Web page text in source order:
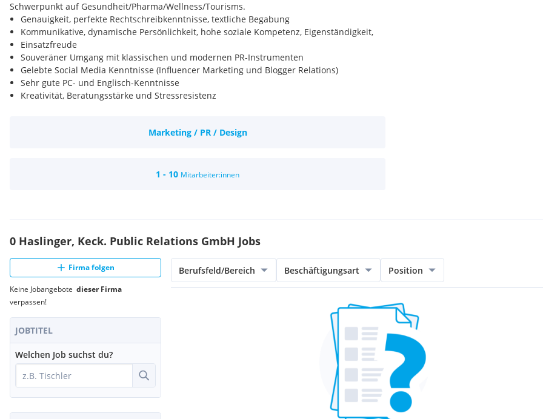
Schwerpunkt auf Gesundheit/Pharma/Wellness/Tourisms.
Genauigkeit, perfekte Rechtschreibkenntnisse, textliche Begabung
Kommunikative, dynamische Persönlichkeit, hohe soziale Kompetenz, Eigenständigkeit,
Einsatzfreude
Souveräner Umgang mit klassischen und modernen PR-Instrumenten
Gelebte Social Media Kenntnisse (Influencer Marketing und Blogger Relations)
Sehr gute PC- und Englisch-Kenntnisse
Kreativität, Beratungsstärke und Stressresistenz
Ein engagiertes und offenes Team
Marketing / PR / Design
1 - 10 Mitarbeiter:innen
0 Haslinger, Keck. Public Relations GmbH Jobs
Firma folgen
Keine Jobangebote dieser Firma
verpassen!
JOBTITEL
Welchen Job suchst du?
Berufsfeld/Bereich Beschäftigungsart Position